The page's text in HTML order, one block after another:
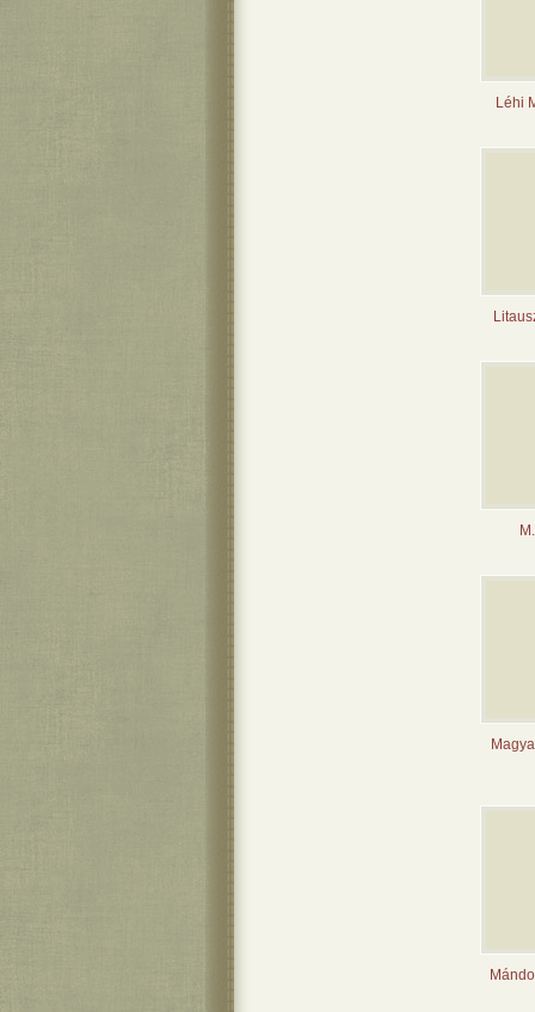
Léhi